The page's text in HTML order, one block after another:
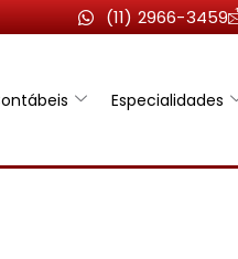
(11) 2966-3459
Especialidades